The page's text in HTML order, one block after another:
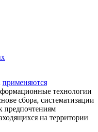
применяются
технологии
сбора, систематизации
предпочтениям
на территории